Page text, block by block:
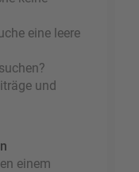
eine leere
und
einem